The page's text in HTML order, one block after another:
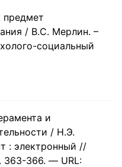
предмет
/ В.С. Мерлин. –
социальный
и
/ Н.Э.
: электронный //
366. — URL: